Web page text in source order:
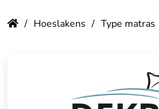
Hoeslakens Type matras